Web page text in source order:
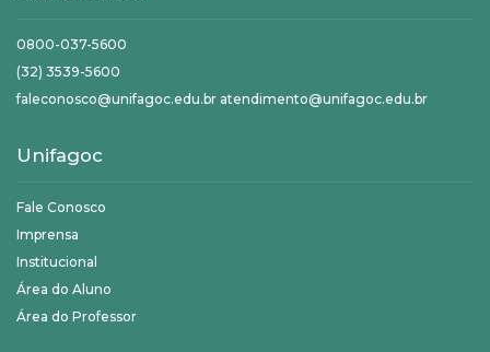
0800-037-5600
(32) 3539-5600
faleconosco@unifagoc.edu.br atendimento@unifagoc.edu.br
Unifagoc
Fale Conosco
Imprensa
Institucional
Área do Aluno
Área do Professor